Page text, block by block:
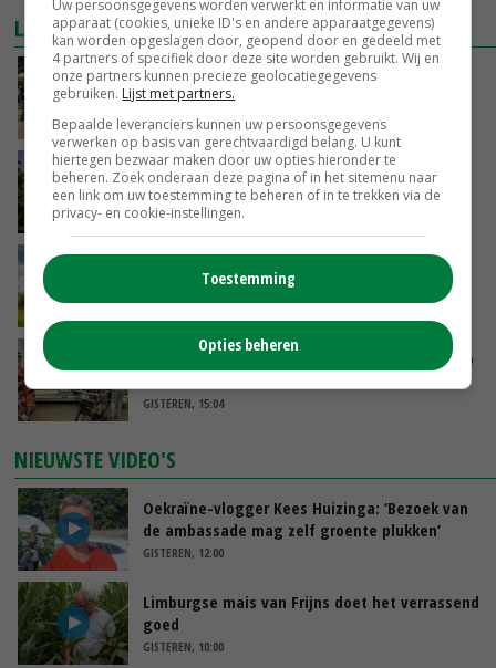
LAATSTE NIEUWS
Na jarenlang meten willen Zuid-Hollandse
boeren nu erkenning
VANDAAG, 07:00
Kamervragen over onttrekkingsverbod,
minister spreekt van ‘ondernemersrisico’
GISTEREN, 16:27
‘Rendement van Krullvarkens komt van de
overkant’
Oorlogen en El Niño stuwen voedselprijzen op
GISTEREN, 15:04
NIEUWSTE VIDEO'S
Oekraïne-vlogger Kees Huizinga: ‘Bezoek van
de ambassade mag zelf groente plukken’
GISTEREN, 12:00
Limburgse mais van Frijns doet het verrassend
goed
GISTEREN, 10:00
Uw persoonsgegevens worden verwerkt en informatie van uw
apparaat (cookies, unieke ID's en andere apparaatgegevens)
kan worden opgeslagen door, geopend door en gedeeld met
4 partners of specifiek door deze site worden gebruikt. Wij en
onze partners kunnen precieze geolocatiegegevens
gebruiken. Lijst met partners.
Bepaalde leveranciers kunnen uw persoonsgegevens
verwerken op basis van gerechtvaardigd belang. U kunt
hiertegen bezwaar maken door uw opties hieronder te
beheren. Zoek onderaan deze pagina of in het sitemenu naar
een link om uw toestemming te beheren of in te trekken via de
privacy- en cookie-instellingen.
Toestemming
Opties beheren